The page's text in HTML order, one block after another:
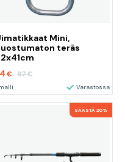
Mini,
teräs
€ 87€
Varastossa
SÄÄSTÄ 20%